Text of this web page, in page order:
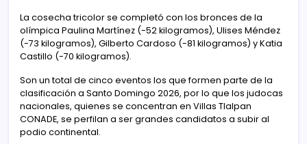
La cosecha tricolor se completó con los bronces de la
olímpica Paulina Martínez (-52 kilogramos), Ulises Méndez
(-73 kilogramos), Gilberto Cardoso (-81 kilogramos) y Katia
Castillo (-70 kilogramos).
Son un total de cinco eventos los que formen parte de la
clasificación a Santo Domingo 2026, por lo que los judocas
nacionales, quienes se concentran en Villas Tlalpan
CONADE, se perfilan a ser grandes candidatos a subir al
podio continental.